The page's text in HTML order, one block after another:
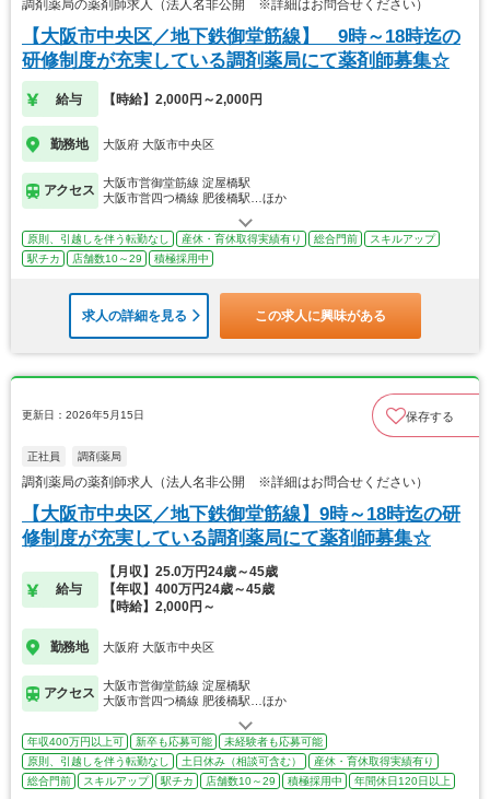
調剤薬局の薬剤師求人（法人名非公開 ※詳細はお問合せください）
【大阪市中央区／地下鉄御堂筋線】 9時～18時迄の
研修制度が充実している調剤薬局にて薬剤師募集☆
給与 【時給】2,000円～2,000円
勤務地 大阪府 大阪市中央区
アクセス
大阪市営御堂筋線 淀屋橋駅
大阪市営四つ橋線 肥後橋駅…ほか
原則、引越しを伴う転勤なし 産休・育休取得実績有り 総合門前
スキルアップ
駅チカ
店舗数10～29 積極採用中
求人の詳細を見る この求人に興味がある
更新日：2026年5月15日 保存する
正社員 調剤薬局
調剤薬局の薬剤師求人（法人名非公開 ※詳細はお問合せください）
【大阪市中央区／地下鉄御堂筋線】9時～18時迄の研
修制度が充実している調剤薬局にて薬剤師募集☆
給与
【月収】25.0万円24歳～45歳
【年収】400万円24歳～45歳
【時給】2,000円～
勤務地 大阪府 大阪市中央区
アクセス
大阪市営御堂筋線 淀屋橋駅
大阪市営四つ橋線 肥後橋駅…ほか
年収400万円以上可 新卒も応募可能
未経験者も応募可能
原則、引越しを伴う転勤なし
土日休み（相談可含む）
産休・育休取得実績有り
総合門前
スキルアップ 駅チカ 店舗数10～29 積極採用中 年間休日120日以上